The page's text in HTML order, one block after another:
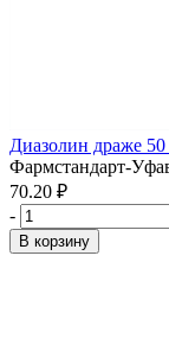
Диазолин драже 50
Фармстандарт-
70.20 ₽
-
В корзину